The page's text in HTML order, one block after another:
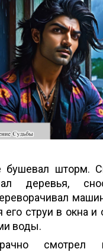
бушевал шторм.
деревья,
его струи в окна
воды.